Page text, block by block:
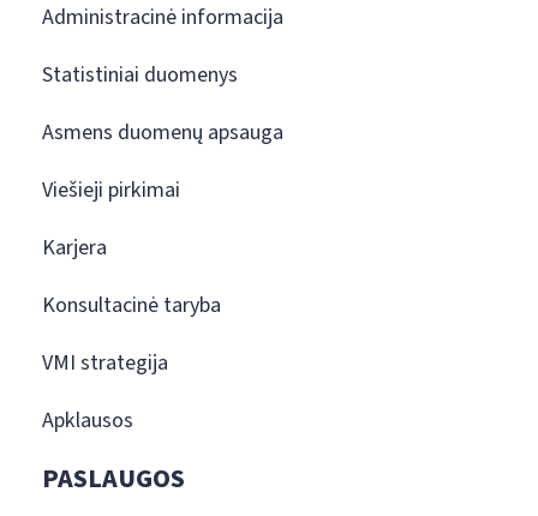
Administracinė informacija
Statistiniai duomenys
Asmens duomenų apsauga
Viešieji pirkimai
Karjera
Konsultacinė taryba
VMI strategija
Apklausos
PASLAUGOS